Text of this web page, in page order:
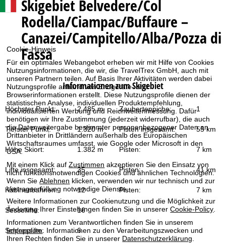
Cookie-Hinweis
Für ein optimales Webangebot erheben wir mit Hilfe von Cookies
Nutzungsinformationen, die wir, die TravelTrex GmbH, auch mit
unseren Partnern teilen. Auf Basis Ihrer Aktivitäten werden dabei
Nutzungsprofile anhand von Endgeräte- und
Browserinformationen erstellt. Diese Nutzungsprofile dienen der
statistischen Analyse, individuellen Produktempfehlung,
individualisierten Werbung und Reichweitenmessung. Dafür
benötigen wir Ihre Zustimmung (jederzeit widerrufbar), die auch
die Datenweitergabe bestimmter personenbezogener Daten an
Drittanbieter in Drittländern außerhalb des Europäischen
Wirtschaftsraumes umfasst, wie Google oder Microsoft in den
USA.
Mit einem Klick aufZustimmen akzeptieren Sie den Einsatz von
nicht funktionsnotwendigen Cookies und ähnlichen Technologien.
Wenn SieAblehnen klicken, verwenden wir nur technisch und zur
Vertragserfüllung notwendige Dienste.
Weitere Informationen zur Cookienutzung und die Möglichkeit zur
Änderung Ihrer Einstellungen finden Sie in unsererCookie-Policy
Informationen zum Verantwortlichen finden Sie in unserem
Impressum. Informationen zu den Verarbeitungszwecken und
Ihren Rechten finden Sie in unserer Datenschutzerklärung
t
s
e
i
t
e
SkigebietBelvedere/Col
Rodella/Ciampac/Buffaure –
Canazei/Campitello/Alba/Pozza di
Fassa
Informationen zum Skigebiet
Höchster Punkt: 2.485 m Zauberteppiche: 1
Tiefster Punkt: 1.320 m Pisten insgesamt: 55 km
Höhe Skiort: 1.382 m Pisten: 7 km
Lifte insgesamt: 35 Pisten: 41 km
Kabinenbahnen: 12 Pisten: 7 km
Sessellifte: 16
Schlepplifte: 6